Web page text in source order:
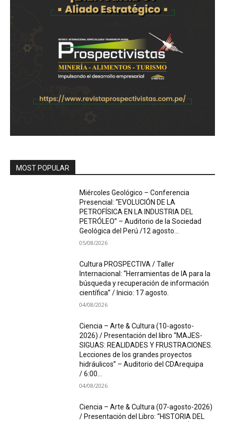
MOST POPULAR
Miércoles Geológico – Conferencia
Presencial: “EVOLUCIÓN DE LA
PETROFÍSICA EN LA INDUSTRIA DEL
PETRÓLEO” – Auditorio de la Sociedad
Geológica del Perú /12 agosto...
05/08/2026
Cultura PROSPECTIVA / Taller
Internacional: “Herramientas de IA para la
búsqueda y recuperación de información
científica” / Inicio: 17 agosto.
04/08/2026
Ciencia – Arte & Cultura (10-agosto-
2026) / Presentación del libro “MAJES-
SIGUAS: REALIDADES Y FRUSTRACIONES.
Lecciones de los grandes proyectos
hidráulicos” – Auditorio del CDArequipa
/ 6:00...
04/08/2026
Ciencia – Arte & Cultura (07-agosto-2026)
/ Presentación del Libro: “HISTORIA DEL